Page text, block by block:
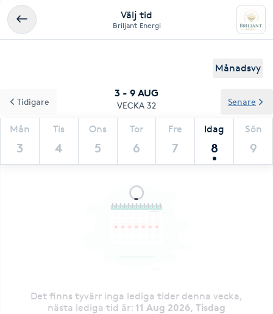
Välj tid
Briljant Energi
Månadsvy
3 - 9 AUG
VECKA 32
Mån
3
Tis
4
Ons
5
Tor
6
Fre
7
Idag
8
Sön
9
Tidigare Senare
Det finns tyvärr inga lediga tider denna vecka,
nästa lediga tid är: 11 Aug 2026, Tisdag